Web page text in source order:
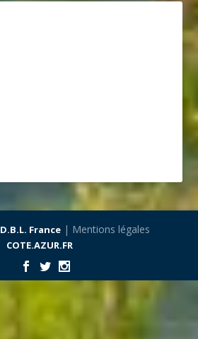
D.B.L. France| Mentions légales
COTE.AZUR.FR